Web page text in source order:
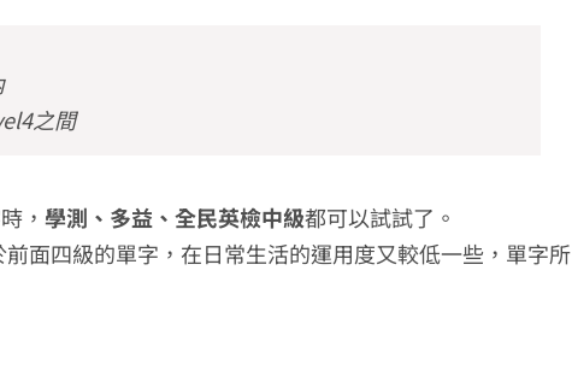
之間
， 學測、多益、全民英檢中級都可以試試了。
面四級的單字，在日常生活的運用度又較低一些，單字所